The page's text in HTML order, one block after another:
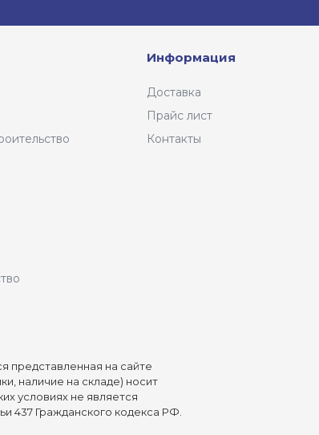
Информация
Доставка
Прайс лист
Контакты
представленная на сайте
наличие на складе) носит
условиях не является
437 Гражданского кодекса РФ.